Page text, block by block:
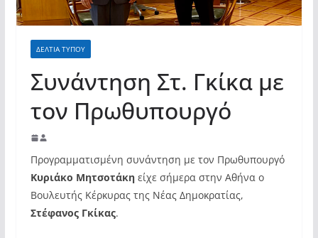
ΔΕΛΤΙΑ ΤΥΠΟΥ
Συνάντηση Στ. Γκίκα με
τον Πρωθυπουργό
Προγραμματισμένη συνάντηση με τον Πρωθυπουργό
Κυριάκο Μητσοτάκηείχε σήμερα στην Αθήνα ο
Βουλευτής Κέρκυρας της Νέας Δημοκρατίας,
Στέφανος Γκίκας.